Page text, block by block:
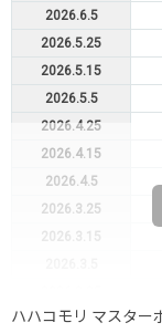
2026.6.5
2026.5.25
2026.5.15
2026.5.5
2026.4.25
2026.4.15
2026.4.5
2026.3.25
2026.3.15
2026.2.15
ハハコモリ マスター